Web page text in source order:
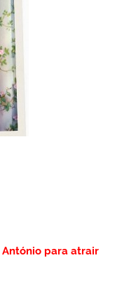
António para atrair